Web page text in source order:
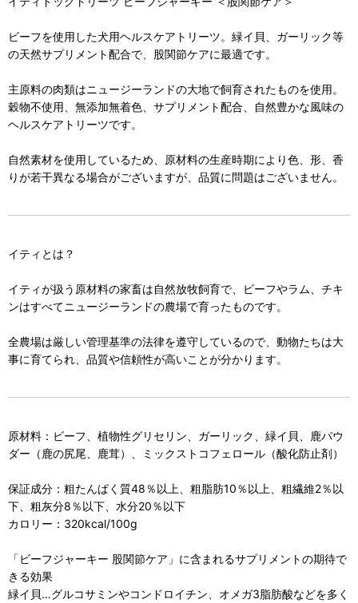
ビーフを使用した犬用ヘルスケアトリーツ。緑イ貝、ガーリック等
の天然サプリメント配合で、股関節ケアに最適です。
主原料の肉類はニュージーランドの大地で飼育されたものを使用。
穀物不使用、無添加無着色、サプリメント配合、自然豊かな風味の
ヘルスケアトリーツです。
自然素材を使用しているため、原材料の生産時期により色、形、香
りが若干異なる場合がございますが、品質に問題はございません。
イティとは？
イティが扱う原材料の家畜は自然放牧飼育で、ビーフやラム、チキ
ンはすべてニュージーランドの農場で育ったものです。
全農場は厳しい管理基準の法律を遵守しているので、動物たちは大
事に育てられ、品質や信頼性が高いことが分かります。
原材料：ビーフ、植物性グリセリン、ガーリック、緑イ貝、鹿パウ
ダー（鹿の尻尾、鹿茸）、ミックストコフェロール（酸化防止剤）
保証成分：粗たんぱく質48％以上、粗脂肪10％以上、粗繊維2％以
下、粗灰分8％以下、水分20％以下
カロリー：320kcal/100g
「ビーフジャーキー 股関節ケア」に含まれるサプリメントの期待で
きる効果
緑イ貝…グルコサミンやコンドロイチン、オメガ3脂肪酸などを多く